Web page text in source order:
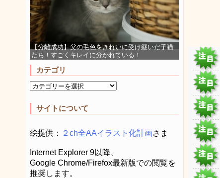
【分離成功】父の毛色をきれいに受け継いだ子猫
たち！すごくキレイに分かれている！
カテゴリ
サイトについて
絵提供： ２ch全AAイラスト化計画さま
Internet Explorer 9以降、
Google Chrome/Firefox最新版での閲覧を
推奨します。